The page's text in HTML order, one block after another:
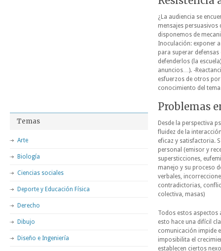
¿La audiencia se
mensajes persuasivos
disponemos de
Inoculación: exponer
para superar
defenderlos (la
anuncios…). -
esfuerzos de otros
conocimiento del
Problemas
Desde la perspectiva
fluidez de la
eficaz y satisfactoria.
personal (emisor y
supersticciones,
manejo y su proceso
verbales,
contradictorias,
colectiva, masas)
Todos estos aspectos
esto hace una difícil
comunicación impide
imposibilita el
establecen ciertos
Temas
Arte
Biología
Ciencias sociales
Deporte y Educación Física
Derecho
Dibujo
Diseño e Ingeniería